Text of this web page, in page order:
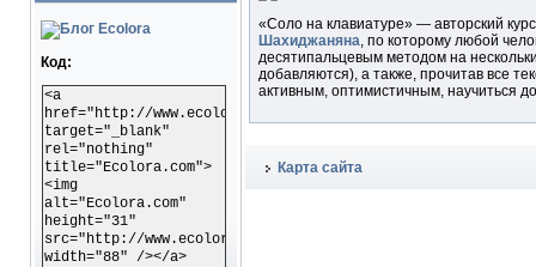
Код:
<a
href="http://www.ecolora.com"
target="_blank"
rel="nothing"
title="Ecolora.com">
<img
alt="Ecolora.com"
height="31"
src="http://www.ecolora.com/images/ecoloracom.gif"
width="88" /></a>
«Соло на клавиатуре» — авторский
Шахиджаняна , по которому любой
десятипальцевым методом на
добавляются), а также, прочитав все
активным, оптимистичным, научиться
Карта сайта